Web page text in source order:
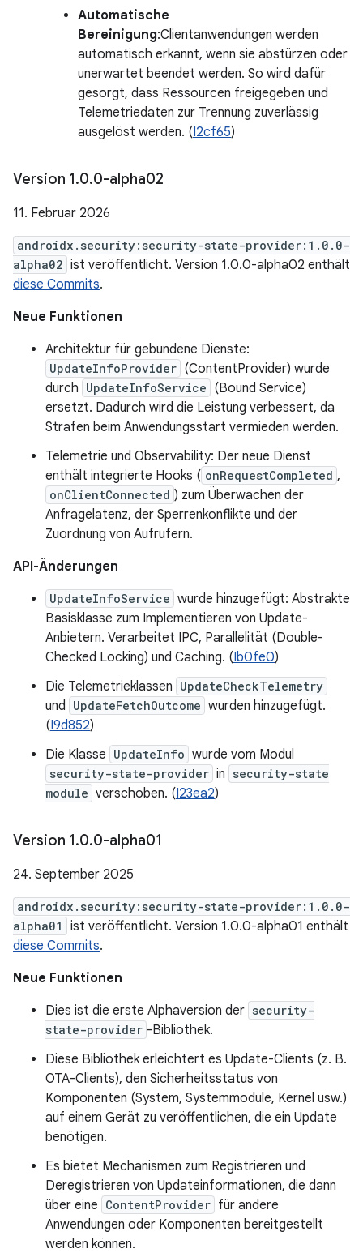
Automatische
Bereinigung:Clientanwendungen werden
automatisch erkannt, wenn sie abstürzen oder
unerwartet beendet werden. So wird dafür
gesorgt, dass Ressourcen freigegeben und
Telemetriedaten zur Trennung zuverlässig
ausgelöst werden. (I2cf65)
Version 1.0.0-alpha02
11. Februar 2026
androidx.security:security-state-provider:1.0.0-
alpha02 ist veröffentlicht. Version 1.0.0-alpha02 enthält
diese Commits.
Neue Funktionen
Architektur für gebundene Dienste:
UpdateInfoProvider (ContentProvider) wurde
durch UpdateInfoService (Bound Service)
ersetzt. Dadurch wird die Leistung verbessert, da
Strafen beim Anwendungsstart vermieden werden.
Telemetrie und Observability: Der neue Dienst
enthält integrierte Hooks ( onRequestCompleted ,
onClientConnected ) zum Überwachen der
Anfragelatenz, der Sperrenkonflikte und der
Zuordnung von Aufrufern.
API-Änderungen
UpdateInfoService wurde hinzugefügt: Abstrakte
Basisklasse zum Implementieren von Update-
Anbietern. Verarbeitet IPC, Parallelität (Double-
Checked Locking) und Caching. (Ib0fe0)
Die Telemetrieklassen UpdateCheckTelemetry
und UpdateFetchOutcome wurden hinzugefügt.
(I9d852)
Die Klasse UpdateInfo wurde vom Modul
security-state-provider in security-state
module verschoben. (I23ea2)
Version 1.0.0-alpha01
24. September 2025
androidx.security:security-state-provider:1.0.0-
alpha01
ist veröffentlicht. Version 1.0.0-alpha01 enthält
diese Commits.
Neue Funktionen
Dies ist die erste Alphaversion der security-
state-provider -Bibliothek.
Diese Bibliothek erleichtert es Update-Clients (z. B.
OTA-Clients), den Sicherheitsstatus von
Komponenten (System, Systemmodule, Kernel usw.)
auf einem Gerät zu veröffentlichen, die ein Update
benötigen.
Es bietet Mechanismen zum Registrieren und
Deregistrieren von Updateinformationen, die dann
über eine ContentProvider für andere
Anwendungen oder Komponenten bereitgestellt
werden können.